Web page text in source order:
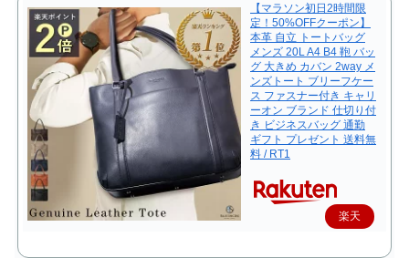
【マラソン初日2時間限
定！50%OFFクーポン】
本革 自立 トートバッグ
メンズ 20L A4 B4 鞄 バッ
グ 大きめ カバン 2way メ
ンズトート ブリーフケー
ス ファスナー付き キャリ
ーオン ブランド 仕切り付
き ビジネスバッグ 通勤
ギフト プレゼント 送料無
料 / RT1
楽天